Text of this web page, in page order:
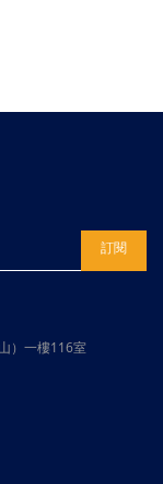
訂閱
）一樓116室